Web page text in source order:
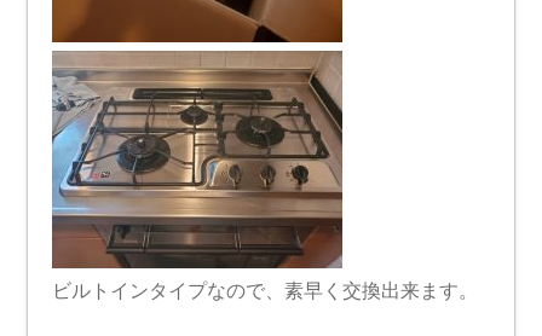
ビルトインタイプなので、素早く交換出来ます。